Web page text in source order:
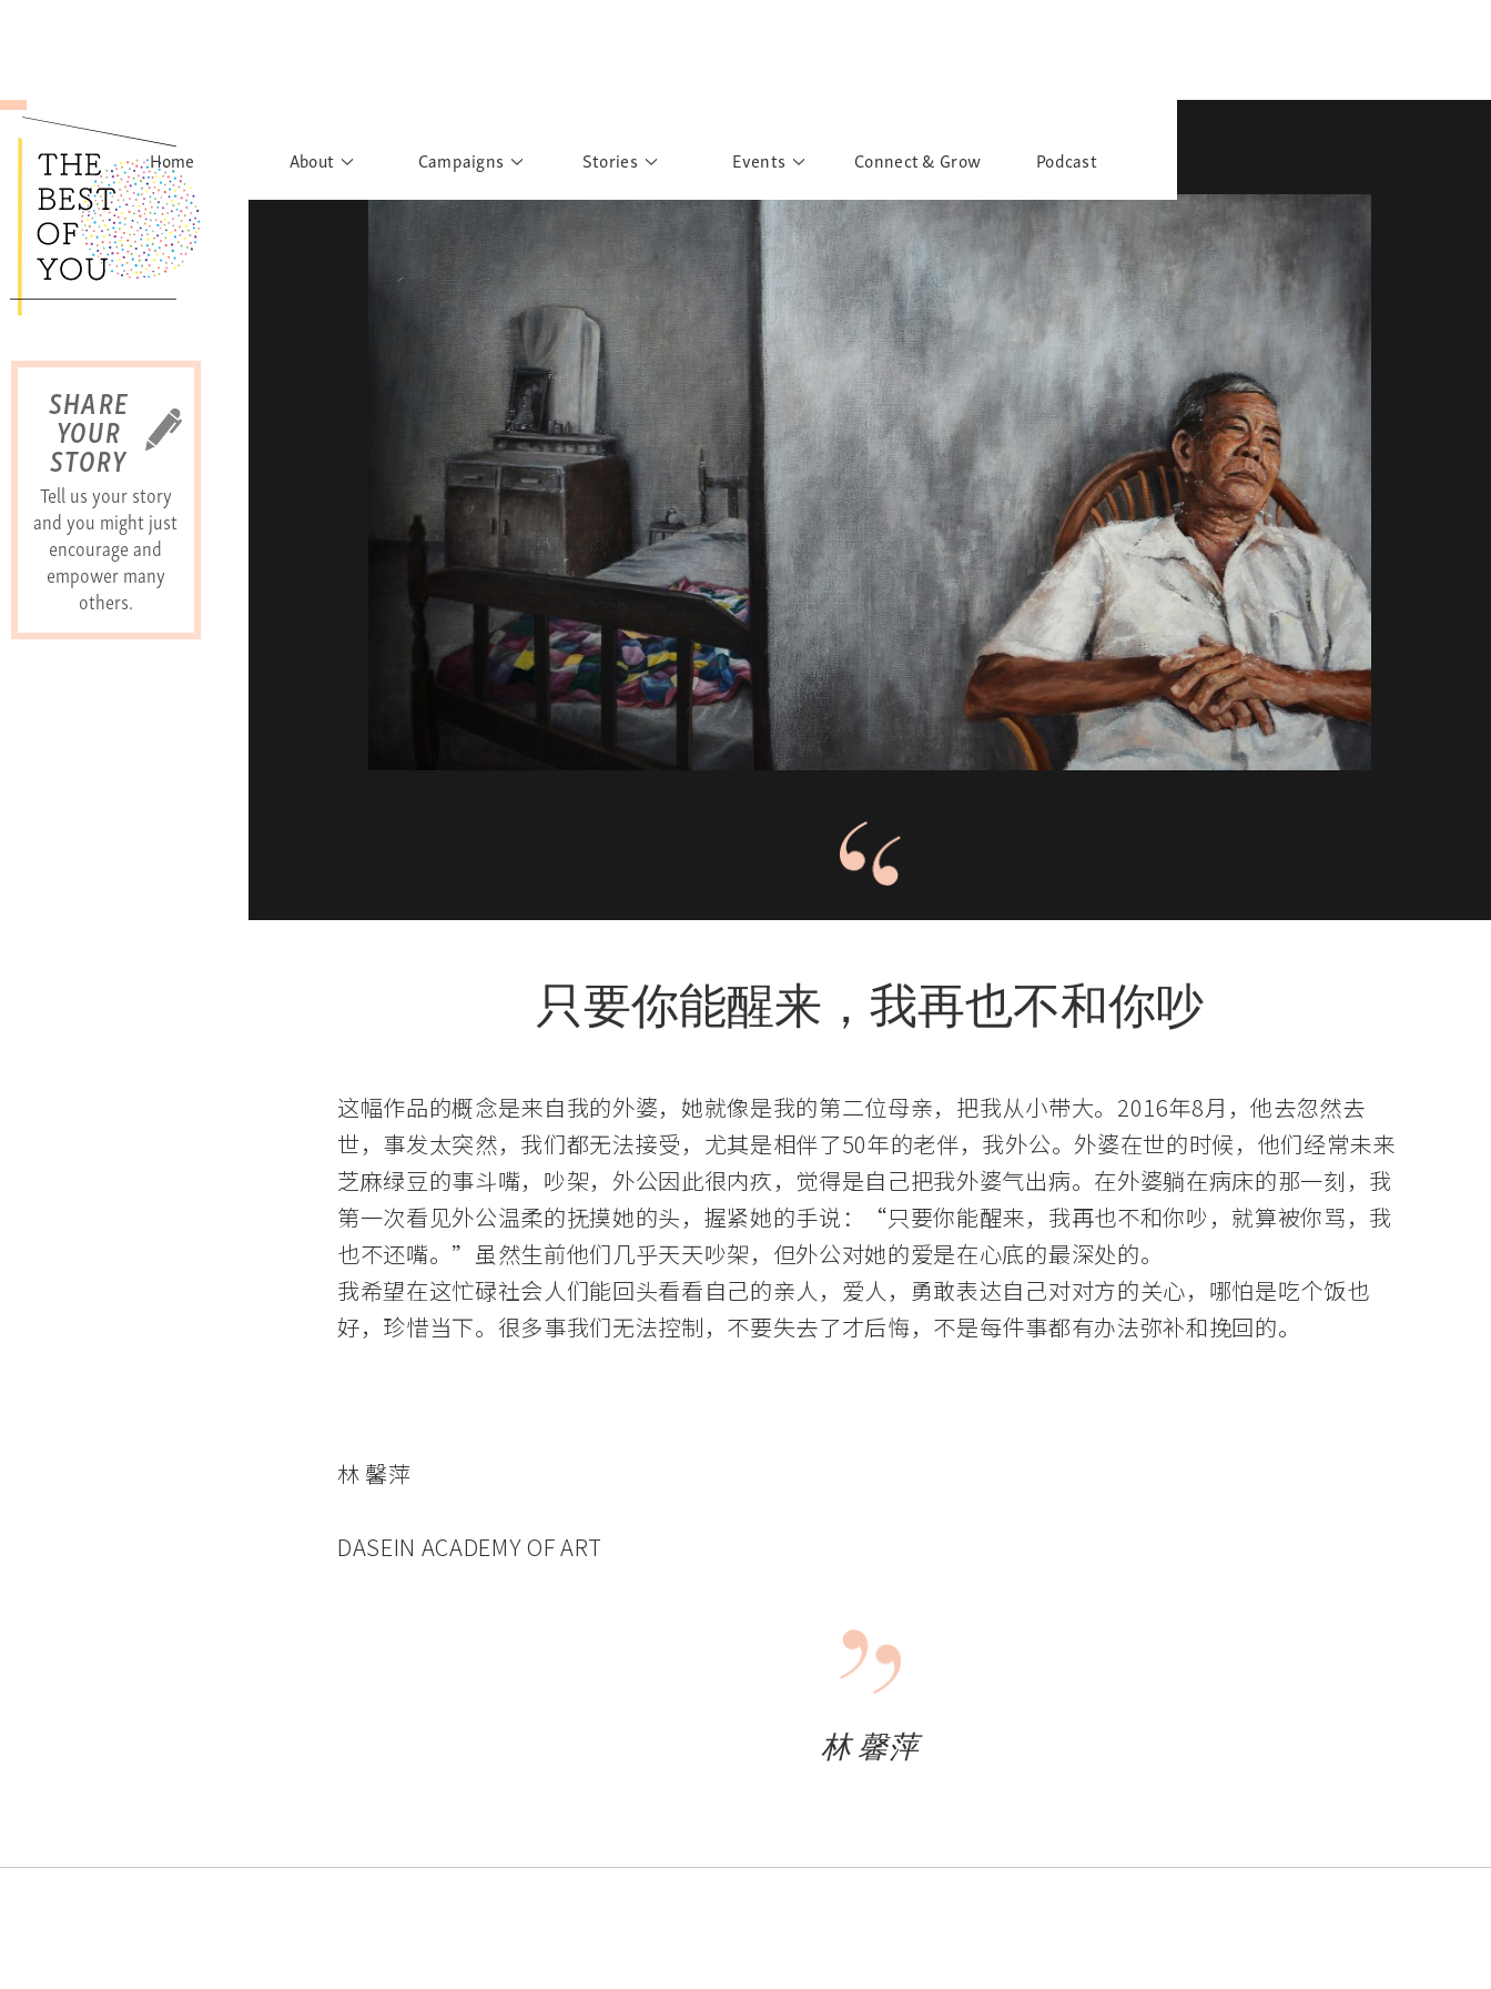
SHARE
YOUR
STORY
Tell us your story
and you might just
encourage and
empower many
others.
Home About Campaigns
Rights to Education
What have you discovered?
Sisters of Sarah
Banglar Kantha
Pillars of Support
Portraits of Colours
Urban Poverty
Stories
Personalities
Story Gallery
Postcard Gallery
Events
Past Events
Past Exhibitions
School Outreach
Connect & Grow Podcast
只要你能醒来，我再也不和你吵
这幅作品的概念是来自我的外婆，她就像是我的第二位母亲，把我从小带大。2016年8月，他去忽然去
世，事发太突然，我们都无法接受，尤其是相伴了50年的老伴，我外公。外婆在世的时候，他们经常未来
芝麻绿豆的事斗嘴，吵架，外公因此很内疚，觉得是自己把我外婆气出病。在外婆躺在病床的那一刻，我
第一次看见外公温柔的抚摸她的头，握紧她的手说：“只要你能醒来，我再也不和你吵，就算被你骂，我
也不还嘴。”虽然生前他们几乎天天吵架，但外公对她的爱是在心底的最深处的。
我希望在这忙碌社会人们能回头看看自己的亲人，爱人，勇敢表达自己对对方的关心，哪怕是吃个饭也
好，珍惜当下。很多事我们无法控制，不要失去了才后悔，不是每件事都有办法弥补和挽回的。
林 馨萍
DASEIN ACADEMY OF ART
林 馨萍